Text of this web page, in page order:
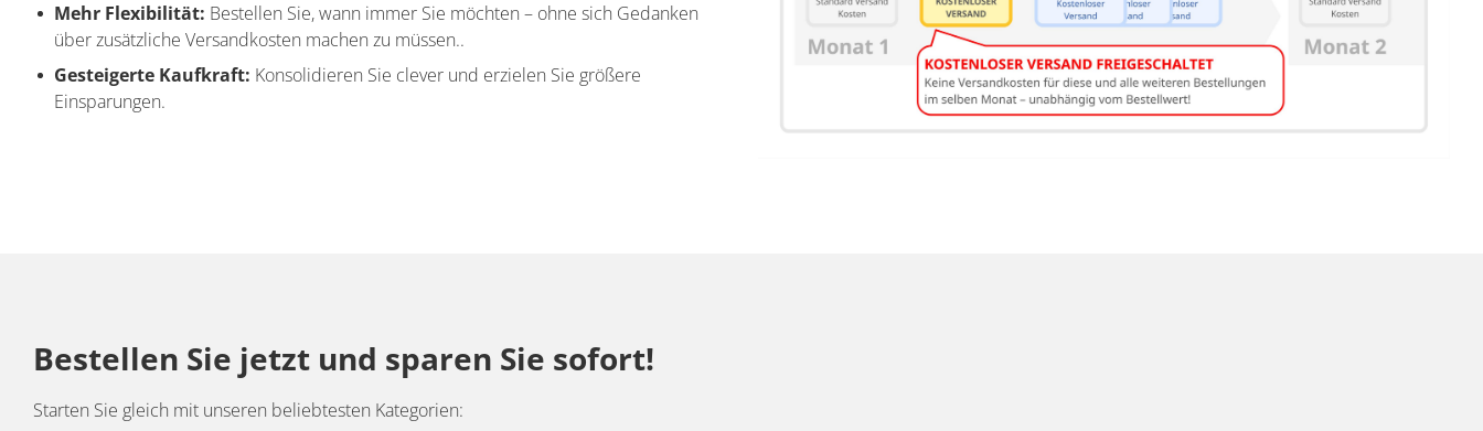
Mehr Flexibilität: Bestellen Sie, wann immer Sie möchten – ohne sich Gedanken
über zusätzliche Versandkosten machen zu müssen..
Gesteigerte Kaufkraft: Konsolidieren Sie clever und erzielen Sie größere
Einsparungen.
Bestellen Sie jetzt und sparen Sie sofort!
Starten Sie gleich mit unseren beliebtesten Kategorien: